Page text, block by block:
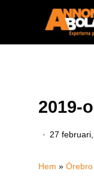
2019-
27
Hem »